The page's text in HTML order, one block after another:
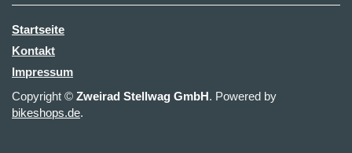
Startseite
Kontakt
Impressum
Copyright © Zweirad Stellwag GmbH. Powered by
bikeshops.de.